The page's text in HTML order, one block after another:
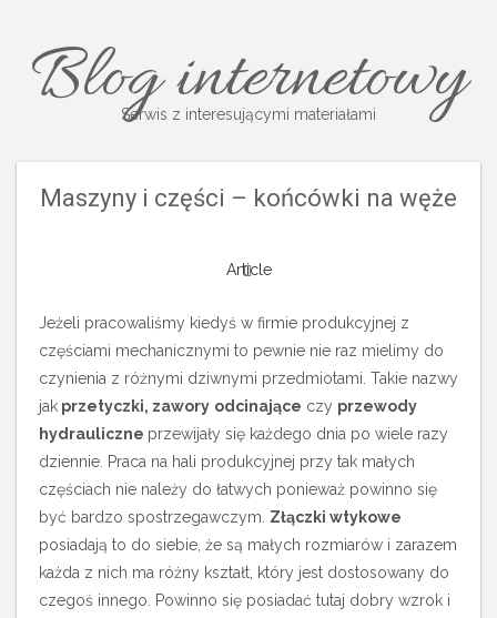
Blog internetowy
Serwis z interesującymi materiałami
Maszyny i części – końcówki na węże
Article
Jeżeli pracowaliśmy kiedyś w firmie produkcyjnej z
częściami mechanicznymi to pewnie nie raz mielimy do
czynienia z różnymi dziwnymi przedmiotami. Takie nazwy
jak przetyczki, zawory odcinające czy przewody
hydrauliczne przewijały się każdego dnia po wiele razy
dziennie. Praca na hali produkcyjnej przy tak małych
częściach nie należy do łatwych ponieważ powinno się
być bardzo spostrzegawczym. Złączki wtykowe
posiadają to do siebie, że są małych rozmiarów i zarazem
każda z nich ma różny kształt, który jest dostosowany do
czegoś innego. Powinno się posiadać tutaj dobry wzrok i